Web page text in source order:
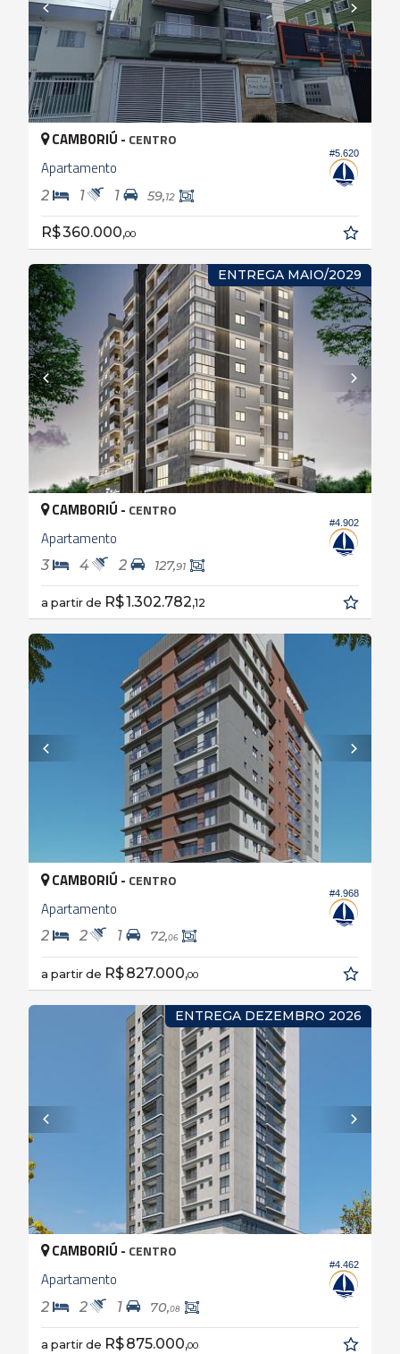
#5.620
CAMBORIÚ - CENTRO
Apartamento
2 1 1 59,12
R$ 360.000,00
ENTREGA MAIO/2029
#4.902
CAMBORIÚ - CENTRO
Apartamento
3 4 2 127,91
a partir de R$ 1.302.782,12
#4.968
CAMBORIÚ - CENTRO
Apartamento
2 2 1 72,06
a partir de R$ 827.000,00
ENTREGA DEZEMBRO 2026
#4.462
CAMBORIÚ - CENTRO
Apartamento
2 2 1 70,08
a partir de R$ 875.000,00